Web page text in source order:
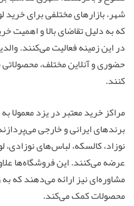
شهر، بازارهای مختلفی برای
که به دلیل تقاضای بالا و اهمیت
در این زمینه فعالیت می‌کنند.
حضوری و آنلاین مختلف،
کنند.
مراکز خرید معتبر در یزد معمولا
برندهای ایرانی و خارجی
نوزاد، کالسکه، لباس‌های نوزادی،
عرضه می‌کنند. این فروشگاه‌ها
مشاوره‌ای نیز ارائه می‌دهند که
محصولات کمک می‌کند.